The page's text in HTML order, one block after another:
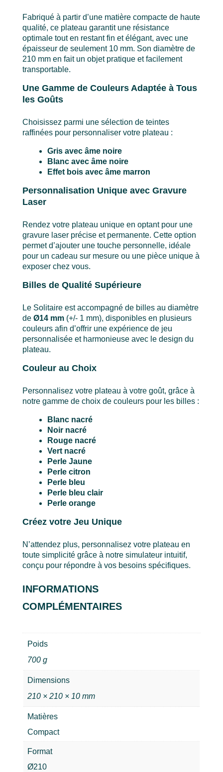
Fabriqué à partir d’une matière compacte de haute
qualité, ce plateau garantit une résistance
optimale tout en restant fin et élégant, avec une
épaisseur de seulement 10 mm. Son diamètre de
210 mm en fait un objet pratique et facilement
transportable.
Une Gamme de Couleurs Adaptée à Tous
les Goûts
Choisissez parmi une sélection de teintes
raffinées pour personnaliser votre plateau :
Gris avec âme noire
Blanc avec âme noire
Effet bois avec âme marron
Personnalisation Unique avec Gravure
Laser
Rendez votre plateau unique en optant pour une
gravure laser précise et permanente. Cette option
permet d’ajouter une touche personnelle, idéale
pour un cadeau sur mesure ou une pièce unique à
exposer chez vous.
Billes de Qualité Supérieure
Le Solitaire est accompagné de billes au diamètre
de Ø14 mm (+/- 1 mm), disponibles en plusieurs
couleurs afin d’offrir une expérience de jeu
personnalisée et harmonieuse avec le design du
plateau.
Couleur au Choix
Personnalisez votre plateau à votre goût, grâce à
notre gamme de choix de couleurs pour les billes :
Blanc nacré
Noir nacré
Rouge nacré
Vert nacré
Perle Jaune
Perle citron
Perle bleu
Perle bleu clair
Perle orange
Créez votre Jeu Unique
N’attendez plus, personnalisez votre plateau en
toute simplicité grâce à notre simulateur intuitif,
conçu pour répondre à vos besoins spécifiques.
INFORMATIONS
COMPLÉMENTAIRES
Poids
700 g
Dimensions
210 × 210 × 10 mm
Matières
Compact
Format
Ø210